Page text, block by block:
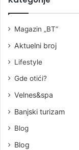
Magazin „BT“
Aktuelni broj
Lifestyle
Gde otići?
Velnes&spa
Banjski turizam
Blog
Blog